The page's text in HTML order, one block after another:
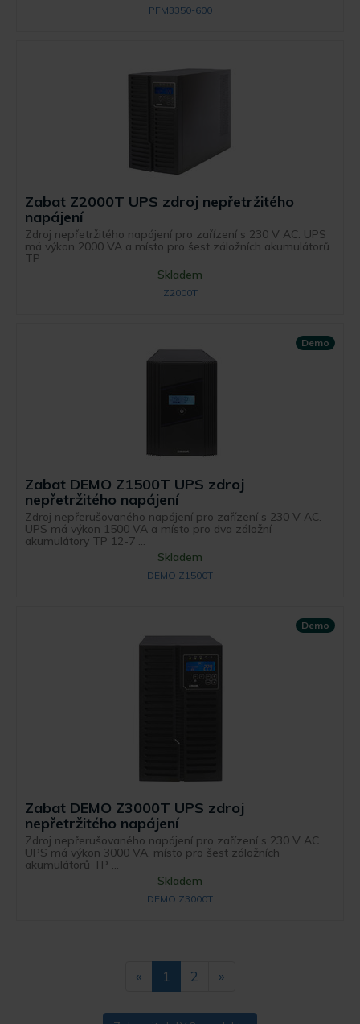
PFM3350-600
Zabat Z2000T UPS zdroj nepřetržitého
napájení
Zdroj nepřetržitého napájení pro zařízení s 230 V AC. UPS
má výkon 2000 VA a místo pro šest záložních akumulátorů
TP ...
Skladem
Z2000T
Demo
Zabat DEMO Z1500T UPS zdroj
nepřetržitého napájení
Zdroj nepřerušovaného napájení pro zařízení s 230 V AC.
UPS má výkon 1500 VA a místo pro dva záložní
akumulátory TP 12-7 ...
Skladem
DEMO Z1500T
Demo
Zabat DEMO Z3000T UPS zdroj
nepřetržitého napájení
Zdroj nepřerušovaného napájení pro zařízení s 230 V AC.
UPS má výkon 3000 VA, místo pro šest záložních
akumulátorů TP ...
Skladem
DEMO Z3000T
« 1 2 »